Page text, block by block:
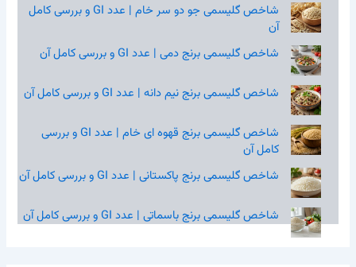
شاخص گلیسمی جو دو سر خام | عدد GI و بررسی کامل
آن
شاخص گلیسمی برنج دمی | عدد GI و بررسی کامل آن
شاخص گلیسمی برنج نیم‌ دانه | عدد GI و بررسی کامل آن
شاخص گلیسمی برنج قهوه‌ ای خام | عدد GI و بررسی
کامل آن
شاخص گلیسمی برنج پاکستانی | عدد GI و بررسی کامل آن
شاخص گلیسمی برنج باسماتی | عدد GI و بررسی کامل آن